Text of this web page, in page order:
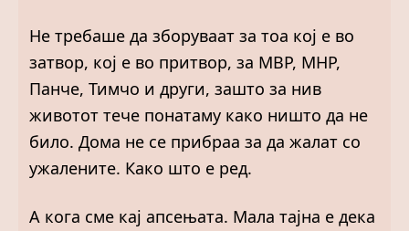
Не требаше да зборуваат за тоа кој е во
затвор, кој е во притвор, за МВР, МНР,
Панче, Тимчо и други, зашто за нив
животот тече понатаму како ништо да не
било. Дома не се прибраа за да жалат со
ужалените. Како што е ред.
А кога сме кај апсењата. Мала тајна е дека